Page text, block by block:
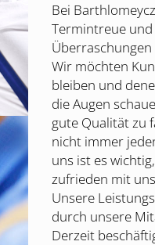
Bei
Termintreue
Wir möchten
bleiben und
die Augen
gute Qualität zu
nicht immer
uns ist es
zufrieden mit
Unsere
durch unsere
Derzeit